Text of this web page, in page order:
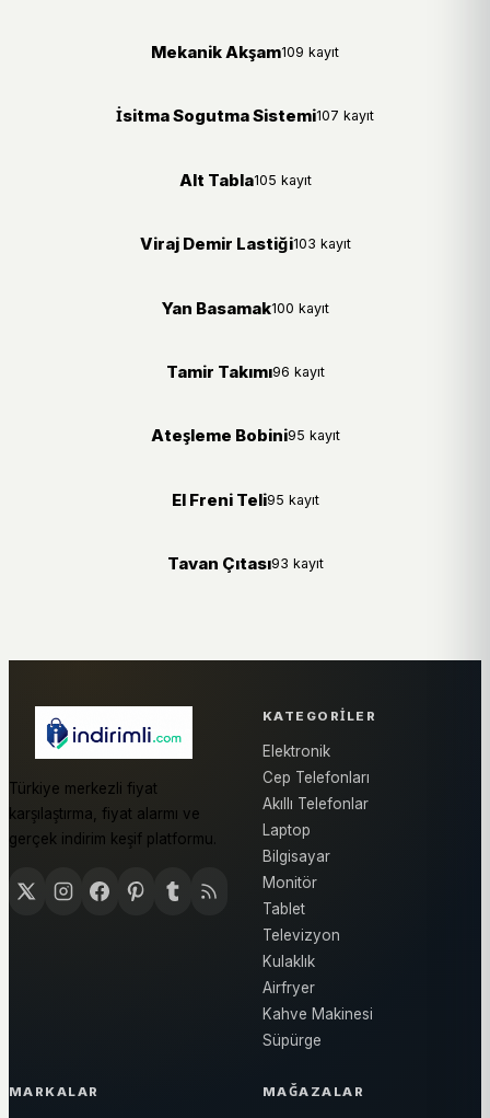
Mekanik Akşam109 kayıt
İsitma Sogutma Sistemi107 kayıt
Alt Tabla105 kayıt
Viraj Demir Lastiği103 kayıt
Yan Basamak100 kayıt
Tamir Takımı96 kayıt
Ateşleme Bobini95 kayıt
El Freni Teli95 kayıt
Tavan Çıtası93 kayıt
Türkiye merkezli fiyat
karşılaştırma, fiyat alarmı ve
gerçek indirim keşif platformu.
KATEGORILER
Elektronik
Cep Telefonları
Akıllı Telefonlar
Laptop
Bilgisayar
Monitör
Tablet
Televizyon
Kulaklık
Airfryer
Kahve Makinesi
Süpürge
MARKALAR MAĞAZALAR